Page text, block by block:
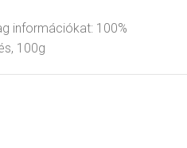
információkat: 100%
100g